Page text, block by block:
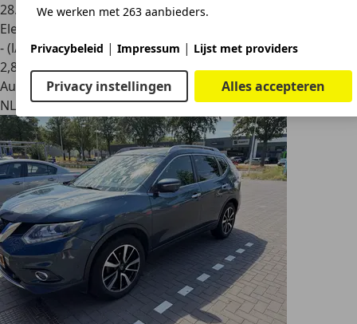
28.717 km
Elektro/Benzine
- (l/100 km)
2,8
Autobedrijf
NL 2661 DBBergschenhoek
We werken met 263 aanbieders.
Privacybeleid | Impressum | Lijst met providers
Privacy instellingen Alles accepteren